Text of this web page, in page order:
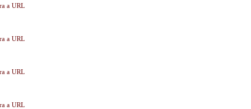
a URL
a URL
a URL
a URL